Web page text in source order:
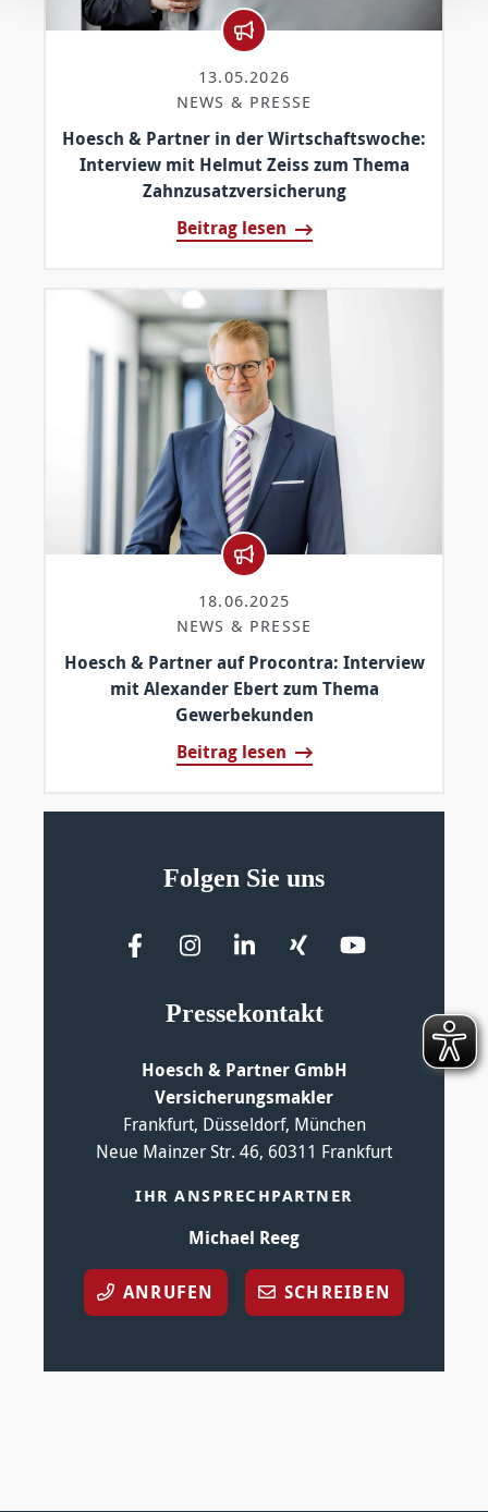
13.05.2026
NEWS & PRESSE
Hoesch & Partner in der Wirtschaftswoche:
Interview mit Helmut Zeiss zum Thema
Zahnzusatzversicherung
Beitrag lesen
18.06.2025
NEWS & PRESSE
Hoesch & Partner auf Procontra: Interview
mit Alexander Ebert zum Thema
Gewerbekunden
Beitrag lesen
Folgen Sie uns
Pressekontakt
Hoesch & Partner GmbH
Versicherungsmakler
Frankfurt, Düsseldorf, München
Neue Mainzer Str. 46, 60311 Frankfurt
IHR ANSPRECHPARTNER
Michael Reeg
ANRUFEN SCHREIBEN